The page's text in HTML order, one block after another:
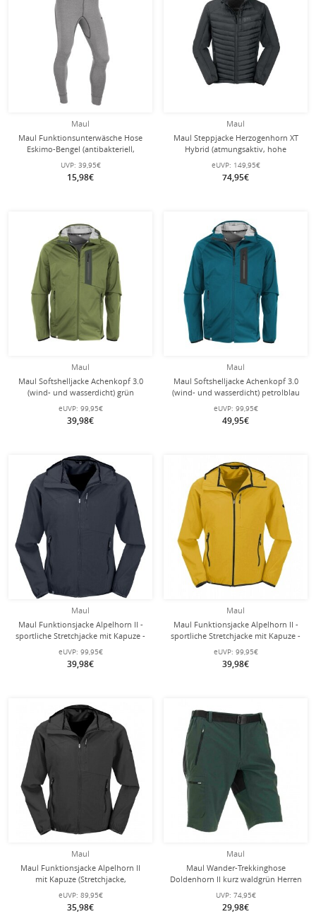
Maul
Maul Funktionsunterwäsche Hose
Eskimo-Bengel (antibakteriell,
atmungsaktiv, elastisch) hellgrau
Herren
UVP: 39,95€
15,98€
Maul
Maul Steppjacke Herzogenhorn XT
Hybrid (atmungsaktiv, hohe
Wärmeisolierung) schwarz Herren
eUVP: 149,95€
74,95€
Maul
Maul Softshelljacke Achenkopf 3.0
(wind- und wasserdicht) grün
Herren
eUVP: 99,95€
39,98€
Maul
Maul Softshelljacke Achenkopf 3.0
(wind- und wasserdicht) petrolblau
Herren
eUVP: 99,95€
49,95€
Maul
Maul Funktionsjacke Alpelhorn II -
sportliche Stretchjacke mit Kapuze -
darkblau Herren - Übergröße -
eUVP: 99,95€
39,98€
Maul
Maul Funktionsjacke Alpelhorn II -
sportliche Stretchjacke mit Kapuze -
gelb Herren - Übergröße -
eUVP: 99,95€
39,98€
Maul
Maul Funktionsjacke Alpelhorn II
mit Kapuze (Stretchjacke,
atmungsaktiv, wasserabweisend)
schwarz Herren
eUVP: 89,95€
35,98€
Maul
Maul Wander-Trekkinghose
Doldenhorn II kurz waldgrün Herren
UVP: 74,95€
29,98€